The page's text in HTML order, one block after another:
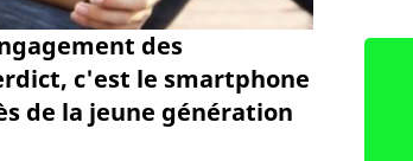
des
c'est le smartphone
de la jeune génération